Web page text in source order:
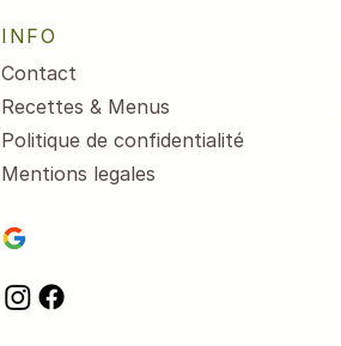
INFO
Contact
Recettes & Menus
Politique de confidentialité
Mentions legales